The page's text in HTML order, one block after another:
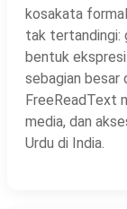
kosakata
tak tertandingi:
bentuk
sebagian besar
FreeReadText
media, dan
Urdu di India.